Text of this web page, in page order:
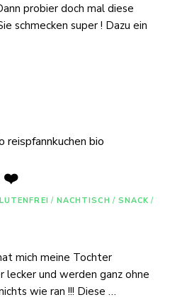
probier doch mal diese
schmecken super ! Dazu ein
❤️
/ NACHTISCH / SNACK /
mich meine Tochter
lecker und werden ganz ohne
wie ran !!! Diese …